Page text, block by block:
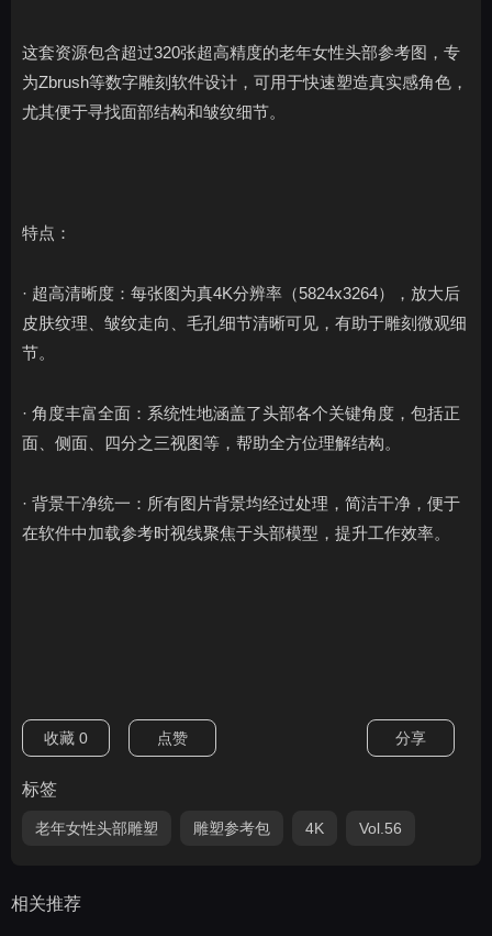
这套资源包含超过320张超高精度的老年女性头部参考图，专
为Zbrush等数字雕刻软件设计，可用于快速塑造真实感角色，
尤其便于寻找面部结构和皱纹细节。
特点：
· 超高清晰度：每张图为真4K分辨率（5824x3264），放大后
皮肤纹理、皱纹走向、毛孔细节清晰可见，有助于雕刻微观细
节。
· 角度丰富全面：系统性地涵盖了头部各个关键角度，包括正
面、侧面、四分之三视图等，帮助全方位理解结构。
· 背景干净统一：所有图片背景均经过处理，简洁干净，便于
在软件中加载参考时视线聚焦于头部模型，提升工作效率。
收藏 0 点赞 分享
标签
老年女性头部雕塑 雕塑参考包 4K Vol.56
相关推荐